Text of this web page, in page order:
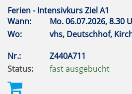
Ferien - Intensivkurs Ziel A1
Wann:
Mo.06.07.2026, 8.30
Wo:
vhs, Deutschhof,
Nr.:
Z440A711
Status:
fast ausgebucht